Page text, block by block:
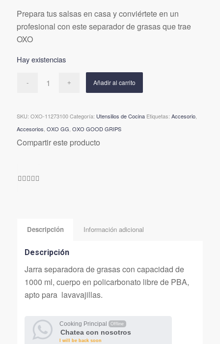
Prepara tus salsas en casa y conviértete en un
profesional con este separador de grasas que trae
OXO
Hay existencias
Añadir al carrito
SKU: OXO-11273100 Categoría: Utensilios de Cocina Etiquetas: Accesorio,
Accesorios OXO GG OXO GOOD GRIPS
Compartir este producto
Descripción Información adicional
Descripción
Jarra separadora de grasas con capacidad de
1000 ml, cuerpo en policarbonato libre de PBA,
apto para lavavajillas.
Cooking Principal Offline
Chatea con nosotros
I will be back soon